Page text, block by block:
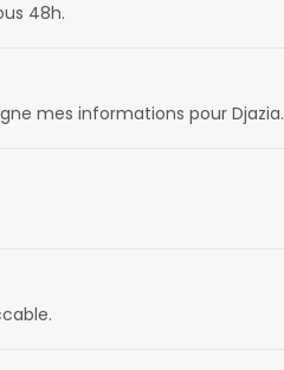
48h.
mes informations pour Djazia.